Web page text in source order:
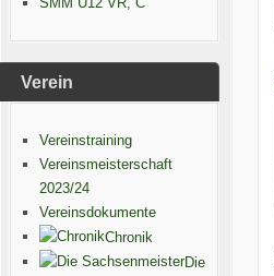
Verein
Vereinstraining
Vereinsmeisterschaft
2023/24
Vereinsdokumente
Chronik
Die